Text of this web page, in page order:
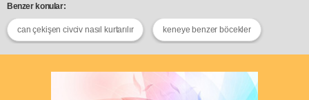
Benzer konular:
can çekişen civciv nasıl kurtarılır keneye benzer böcekler